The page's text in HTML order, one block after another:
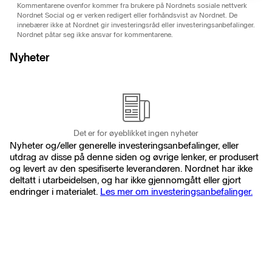
Kommentarene ovenfor kommer fra brukere på Nordnets sosiale nettverk
Nordnet Social og er verken redigert eller forhåndsvist av Nordnet. De
innebærer ikke at Nordnet gir investeringsråd eller investeringsanbefalinger.
Nordnet påtar seg ikke ansvar for kommentarene.
Nyheter
Det er for øyeblikket ingen nyheter
Nyheter og/eller generelle investeringsanbefalinger, eller
utdrag av disse på denne siden og øvrige lenker, er produsert
og levert av den spesifiserte leverandøren. Nordnet har ikke
deltatt i utarbeidelsen, og har ikke gjennomgått eller gjort
endringer i materialet. Les mer om investeringsanbefalinger.